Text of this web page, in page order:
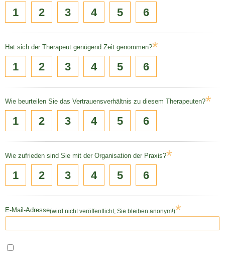
1 2 3 4 5 6
Hat sich der Therapeut genügend Zeit genommen?*
1 2 3 4 5 6
Wie beurteilen Sie das Vertrauensverhältnis zu diesem Therapeuten?*
1 2 3 4 5 6
Wie zufrieden sind Sie mit der Organisation der Praxis?*
1 2 3 4 5 6
E-Mail-Adresse(wird nicht veröffentlicht, Sie bleiben anonym!)*